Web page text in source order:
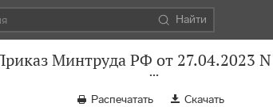
Найти
Минтруда РФ от 27.04.2023
Распечатать Скачать